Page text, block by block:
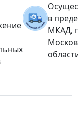
в
МКАД,